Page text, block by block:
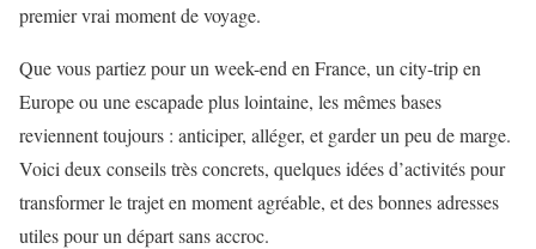
premier vrai moment de voyage.
Que vous partiez pour un week-end en France, un city-trip en
Europe ou une escapade plus lointaine, les mêmes bases
reviennent toujours : anticiper, alléger, et garder un peu de marge.
Voici deux conseils très concrets, quelques idées d’activités pour
transformer le trajet en moment agréable, et des bonnes adresses
utiles pour un départ sans accroc.